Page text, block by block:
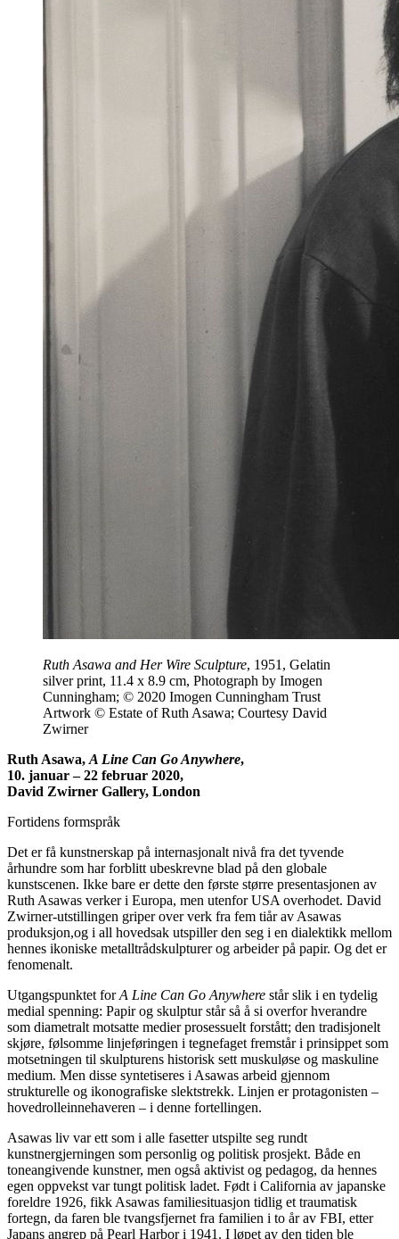
Ruth Asawa and Her Wire Sculpture, 1951, Gelatin
silver print, 11.4 x 8.9 cm, Photograph by Imogen
Cunningham; © 2020 Imogen Cunningham Trust
Artwork © Estate of Ruth Asawa; Courtesy David
Zwirner
Ruth Asawa, A Line Can Go Anywhere,
10. januar – 22 februar 2020,
David Zwirner Gallery, London
Fortidens formspråk
Det er få kunstnerskap på internasjonalt nivå fra det tyvende
århundre som har forblitt ubeskrevne blad på den globale
kunstscenen. Ikke bare er dette den første større presentasjonen av
Ruth Asawas verker i Europa, men utenfor USA overhodet. David
Zwirner-utstillingen griper over verk fra fem tiår av Asawas
produksjon,og i all hovedsak utspiller den seg i en dialektikk mellom
hennes ikoniske metalltrådskulpturer og arbeider på papir. Og det er
fenomenalt.
Utgangspunktet forA Line Can Go Anywhere står slik i en tydelig
medial spenning: Papir og skulptur står så å si overfor hverandre
som diametralt motsatte medier prosessuelt forstått; den tradisjonelt
skjøre, følsomme linjeføringen i tegnefaget fremstår i prinsippet som
motsetningen til skulpturens historisk sett muskuløse og maskuline
medium. Men disse syntetiseres i Asawas arbeid gjennom
strukturelle og ikonografiske slektstrekk. Linjen er protagonisten –
hovedrolleinnehaveren – i denne fortellingen.
Asawas liv var ett som i alle fasetter utspilte seg rundt
kunstnergjerningen som personlig og politisk prosjekt. Både en
toneangivende kunstner, men også aktivist og pedagog, da hennes
egen oppvekst var tungt politisk ladet. Født i California av japanske
foreldre 1926, fikk Asawas familiesituasjon tidlig et traumatisk
fortegn, da faren ble tvangsfjernet fra familien i to år av FBI, etter
Japans angrep på Pearl Harbor i 1941. I løpet av den tiden ble